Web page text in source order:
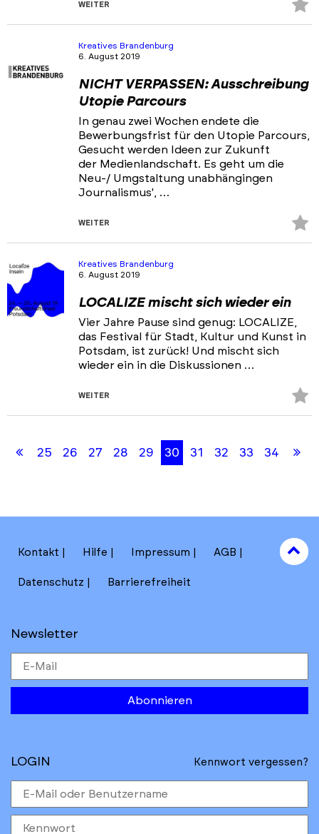
WEITER
Kreatives Brandenburg
6. August 2019
NICHT VERPASSEN: Ausschreibung
Utopie Parcours
In genau zwei Wochen endete die
Bewerbungsfrist für den Utopie Parcours,
Gesucht werden Ideen zur Zukunft
der Medienlandschaft. Es geht um die
Neu-/ Umgstaltung unabhängingen
Journalismus', …
WEITER
Kreatives Brandenburg
6. August 2019
LOCALIZE mischt sich wieder ein
Vier Jahre Pause sind genug: LOCALIZE,
das Festival für Stadt, Kultur und Kunst in
Potsdam, ist zurück! Und mischt sich
wieder ein in die Diskussionen …
WEITER
to
to
Erste
25 26 27 28 29 30 31 32 33 34
Kontakt Hilfe Impressum AGB
Datenschutz Barrierefreiheit
Newsletter
Abonnieren
to
top
LOGIN Kennwort vergessen?